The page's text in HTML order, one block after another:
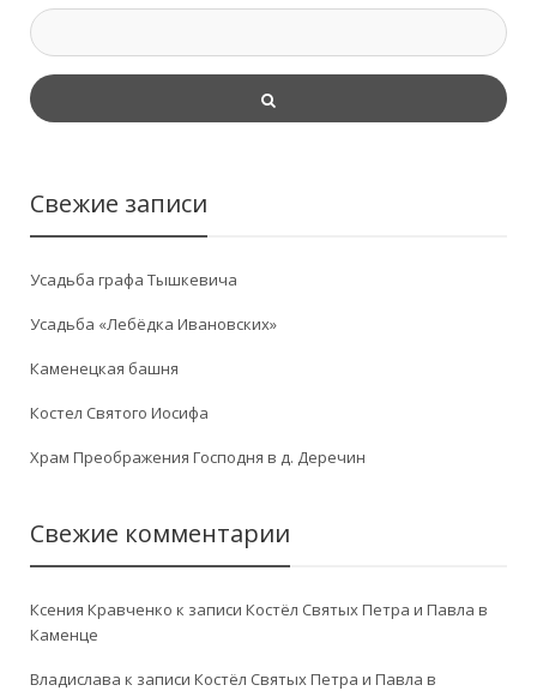
Свежие записи
Усадьба графа Тышкевича
Усадьба «Лебёдка Ивановских»
Каменецкая башня
Костел Святого Иосифа
Храм Преображения Господня в д. Деречин
Свежие комментарии
Ксения Кравченко к записи Костёл Святых Петра и Павла в
Каменце
Владислава к записи Костёл Святых Петра и Павла в